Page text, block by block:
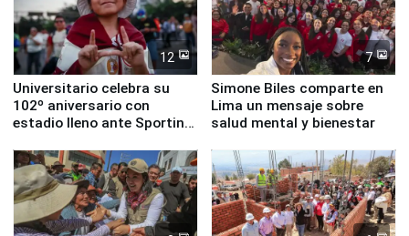
12
Universitario celebra su
102º aniversario con
estadio lleno ante Sporting
7
Simone Biles comparte en
Lima un mensaje sobre
salud mental y bienestar